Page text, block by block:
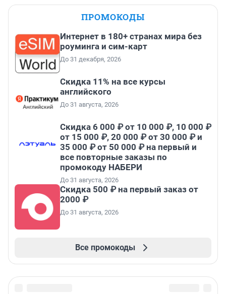
ПРОМОКОДЫ
Интернет в 180+ странах мира без
роуминга и сим-карт
До 31 декабря, 2026
Скидка 11% на все курсы
английского
До 31 августа, 2026
Скидка 6 000 ₽ от 10 000 ₽, 10 000 ₽
от 15 000 ₽, 20 000 ₽ от 30 000 ₽ и
35 000 ₽ от 50 000 ₽ на первый и
все повторные заказы по
промокоду НАБЕРИ
До 31 августа, 2026
Скидка 500 ₽ на первый заказ от
2000 ₽
До 31 августа, 2026
Все промокоды